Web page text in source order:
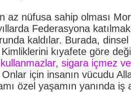
az nüfusa sahip olması
Federasyona
kaldılar. Burada, dinsel
kıyafete göre değil
sigara içmez
için insanın vücudu
özel yaşamın yanında iş